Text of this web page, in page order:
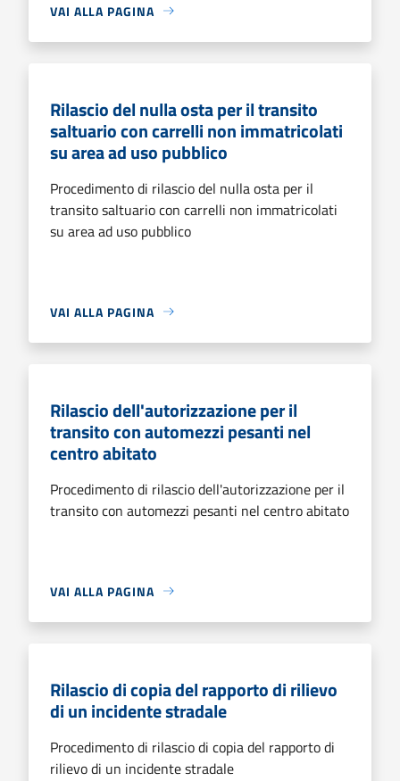
VAI ALLA PAGINA
Rilascio del nulla osta per il transito
saltuario con carrelli non immatricolati
su area ad uso pubblico
Procedimento di rilascio del nulla osta per il
transito saltuario con carrelli non immatricolati
su area ad uso pubblico
VAI ALLA PAGINA
Rilascio dell'autorizzazione per il
transito con automezzi pesanti nel
centro abitato
Procedimento di rilascio dell'autorizzazione per il
transito con automezzi pesanti nel centro abitato
VAI ALLA PAGINA
Rilascio di copia del rapporto di rilievo
di un incidente stradale
Procedimento di rilascio di copia del rapporto di
rilievo di un incidente stradale